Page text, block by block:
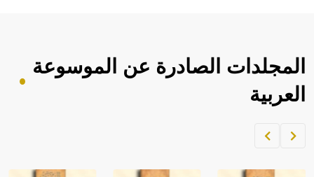
المجلدات الصادرة عن الموسوعة
العربية